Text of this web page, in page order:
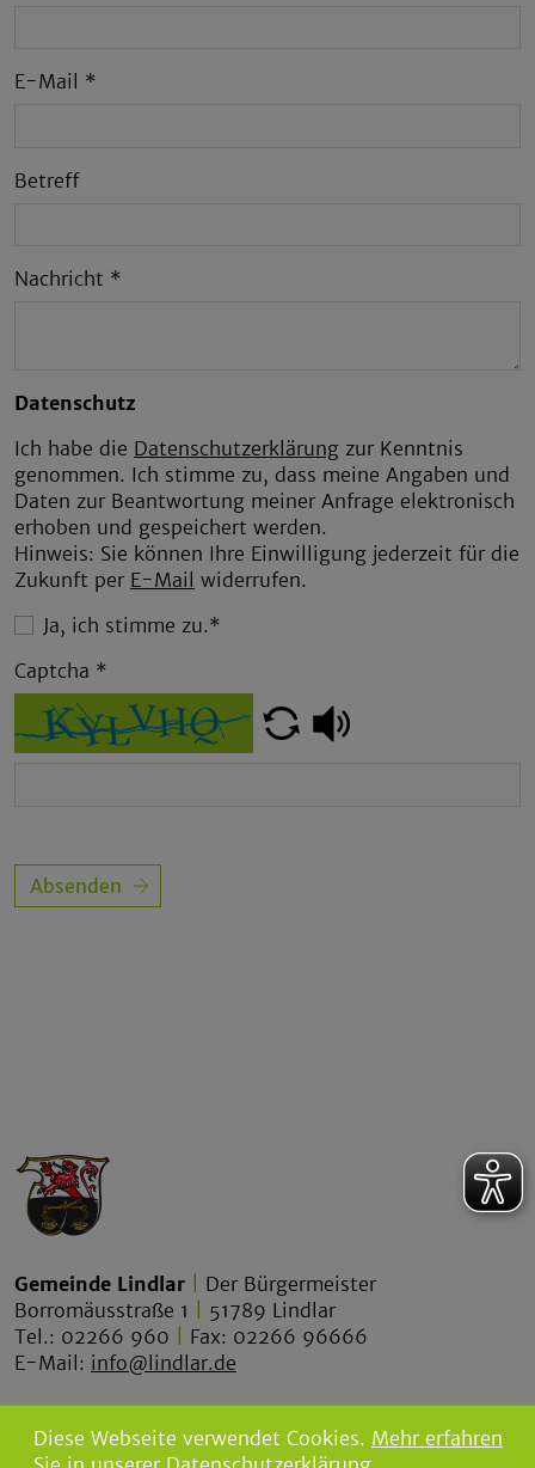
E-Mail *
Betreff
Nachricht *
Datenschutz
Ich habe die Datenschutzerklärung zur Kenntnis
genommen. Ich stimme zu, dass meine Angaben und
Daten zur Beantwortung meiner Anfrage elektronisch
erhoben und gespeichert werden.
Hinweis: Sie können Ihre Einwilligung jederzeit für die
Zukunft per E-Mail widerrufen.
Ja, ich stimme zu.*
Captcha *
Absenden
Gemeinde Lindlar
Der Bürgermeister
Borromäusstraße 1
51789 Lindlar
Tel.: 02266 960
Fax: 02266 96666
E-Mail: info@lindlar.de
lindlar.de
lindlar-tourismus.de
Diese Webseite verwendet Cookies. Mehr erfahren